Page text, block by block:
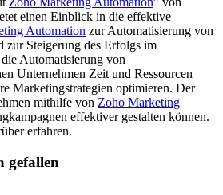
einen Einblick in die effektive
Automation zur Automatisierung von
zur Steigerung des Erfolgs im
Automatisierung von
Unternehmen Zeit und Ressourcen
Marketingstrategien optimieren. Der
mithilfe von Zoho Marketing
effektiver gestalten können.
erfahren.
gefallen